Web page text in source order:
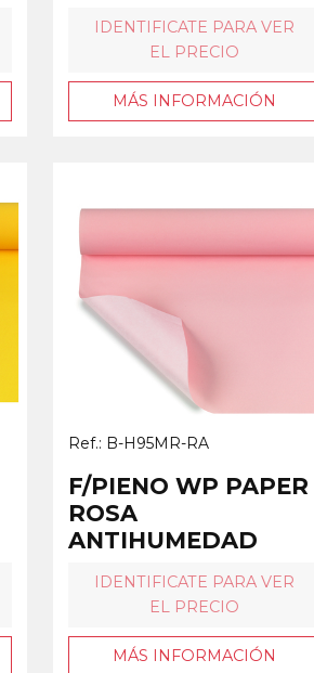
IDENTIFICATE PARA VER
EL PRECIO
MÁS INFORMACIÓN
Ref.: B-H95MR-RA
F/PIENO WP PAPER
ROSA
ANTIHUMEDAD
IDENTIFICATE PARA VER
EL PRECIO
MÁS INFORMACIÓN